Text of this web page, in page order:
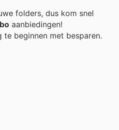
folders, dus kom snel
aanbiedingen!
te beginnen met besparen.